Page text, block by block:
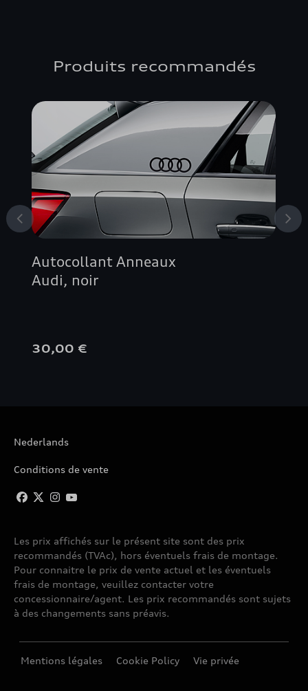
A4 ALLROAD QUATTRO
A4 AVANT
A4 BERLINE
A5 AVANT
A5 BERLINE
A5 COUPÉ
A6 AVANT
A6 AVANT E-TRON
A6 BERLINE
A6 SPORTBACK E-TRON
A7 SPORTBACK
Produits recommandés
Autocollant Anneaux
Audi, noir
30,00 €
Nederlands
Conditions de vente
Les prix affichés sur le présent site sont des prix
recommandés (TVAc), hors éventuels frais de montage.
Pour connaitre le prix de vente actuel et les éventuels
frais de montage, veuillez contacter votre
concessionnaire/agent. Les prix recommandés sont sujets
à des changements sans préavis.
Mentions légales Cookie Policy Vie privée